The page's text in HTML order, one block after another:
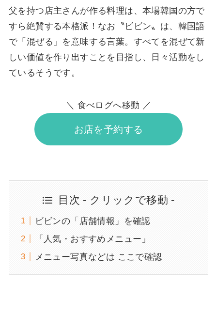
父を持つ店主さんが作る料理は、本場韓国の方で
すら絶賛する本格派！なお〝ビビン〟は、韓国語
で「混ぜる」を意味する言葉。すべてを混ぜて新
しい価値を作り出すことを目指し、日々活動をし
ているそうです。
＼ 食べログへ移動 ／
お店を予約する
目次 - クリックで移動 -
ビビンの「店舗情報」を確認
「人気・おすすめメニュー」
メニュー写真などは ここで確認